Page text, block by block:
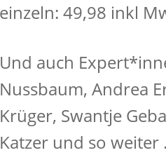
einzeln: 49,98 inkl
Und auch
Nussbaum, Andrea
Krüger, Swantje
Katzer und so